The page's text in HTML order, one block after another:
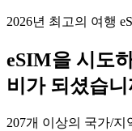
2026년 최고의 여행
eSIM을 시도
비가 되셨습니
207개 이상의 국가/